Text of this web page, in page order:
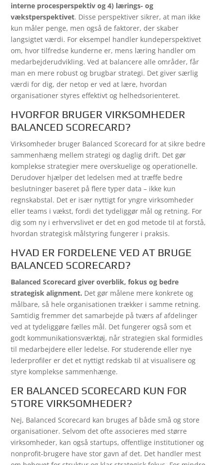
interne procesperspektiv og 4) lærings- og
vækstperspektivet. Disse perspektiver sikrer, at man ikke
kun måler penge, men også de faktorer, der skaber
langsigtet værdi. For eksempel handler kundeperspektivet
om, hvor tilfredse kunderne er, mens læring handler om
medarbejderudvikling. Ved at balancere alle områder, får
man en mere robust og brugbar strategi. Det giver særlig
værdi for dig, der netop er ved at lære, hvordan
organisationer styres effektivt og helhedsorienteret.
HVORFOR BRUGER VIRKSOMHEDER
BALANCED SCORECARD?
Virksomheder bruger Balanced Scorecard for at sikre bedre
sammenhæng mellem strategi og daglig drift. Det gør
komplekse strategier mere overskuelige og operationelle.
Derudover hjælper det ledelsen med at træffe bedre
beslutninger baseret på flere typer data – ikke kun
regnskabstal. Det er især nyttigt for yngre virksomheder
eller teams i vækst, fordi det tydeliggør mål og retning. For
dig som ny i erhvervslivet er det en god metode til at forstå,
hvordan strategisk målstyring fungerer i praksis.
HVAD ER FORDELENE VED AT BRUGE
BALANCED SCORECARD?
Balanced Scorecard giver overblik, fokus og bedre
strategisk alignment. Det gør målene mere konkrete og
målbare, så hele organisationen trækker i samme retning.
Samtidig fremmer det samarbejde på tværs af afdelinger
ved at tydeliggøre fælles mål. Det fungerer også som et
godt kommunikationsværktøj, når strategien skal formidles
til medarbejdere eller ledelse. For studerende eller nye
lederprofiler er det et nyttigt redskab til at visualisere og
styre komplekse sammenhænge.
ER BALANCED SCORECARD KUN FOR
STORE VIRKSOMHEDER?
Nej, Balanced Scorecard kan bruges af både små og store
organisationer. Selvom det ofte associeres med større
virksomheder, kan også startups, offentlige institutioner og
nonprofit-brugere have stor gavn af det. Det handler mest